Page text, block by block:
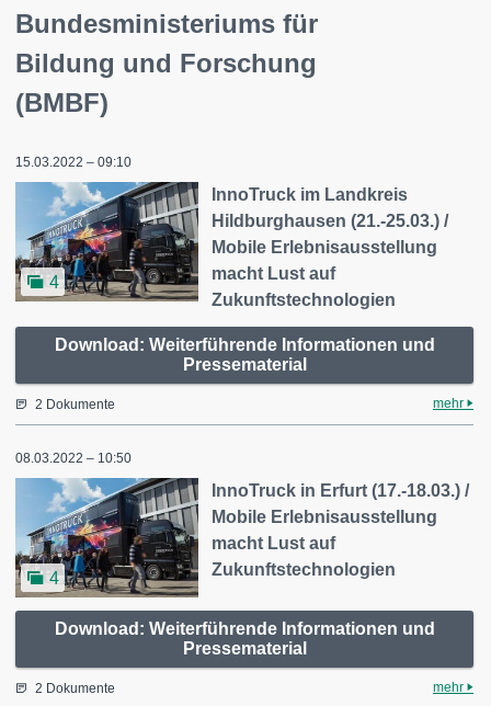
Bundesministeriums für
Bildung und Forschung
(BMBF)
15.03.2022 – 09:10
4
InnoTruck im Landkreis
Hildburghausen (21.-25.03.) /
Mobile Erlebnisausstellung
macht Lust auf
Zukunftstechnologien
Download: Weiterführende Informationen und
Pressematerial
2 Dokumente mehr
08.03.2022 – 10:50
4
InnoTruck in Erfurt (17.-18.03.) /
Mobile Erlebnisausstellung
macht Lust auf
Zukunftstechnologien
Download: Weiterführende Informationen und
Pressematerial
2 Dokumente mehr